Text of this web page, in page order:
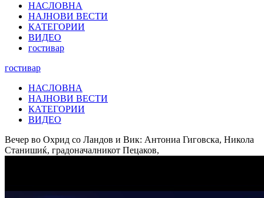
НАСЛОВНА
НАЈНОВИ ВЕСТИ
КАТЕГОРИИ
ВИДЕО
гостивар
гостивар
НАСЛОВНА
НАЈНОВИ ВЕСТИ
КАТЕГОРИИ
ВИДЕО
Вечер во Охрид со Ландов и Вик: Антониа Гиговска, Никола
Станишиќ, градоначалникот Пецаков,